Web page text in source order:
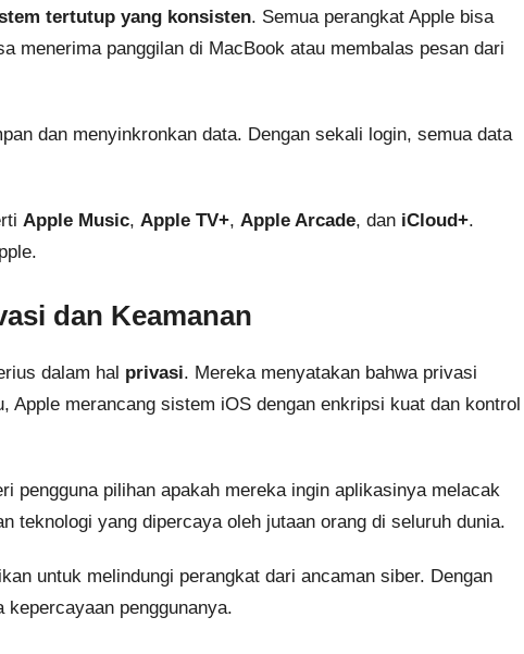
tertutup yang konsisten. Semua perangkat Apple bisa
menerima panggilan di MacBook atau membalas pesan dari
dan menyinkronkan data. Dengan sekali login, semua data
Apple Music, Apple TV+, Apple Arcade, dan iCloud+.
dan Keamanan
dalam hal privasi. Mereka menyatakan bahwa privasi
Apple merancang sistem iOS dengan enkripsi kuat dan kontrol
pengguna pilihan apakah mereka ingin aplikasinya melacak
teknologi yang dipercaya oleh jutaan orang di seluruh dunia.
untuk melindungi perangkat dari ancaman siber. Dengan
kepercayaan penggunanya.